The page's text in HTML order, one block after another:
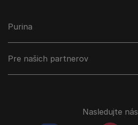
Purina
Pre našich partnerov
Nasledujte nás